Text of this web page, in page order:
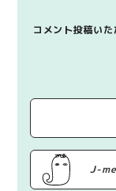
コメント投稿い
J-me